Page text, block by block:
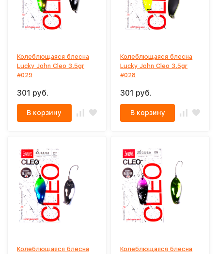
Колеблющаяся блесна
Lucky John Cleo 3.5gr
#029
301 руб.
В корзину
Колеблющаяся блесна
Lucky John Cleo 3.5gr
#028
301 руб.
В корзину
Колеблющаяся блесна
Колеблющаяся блесна